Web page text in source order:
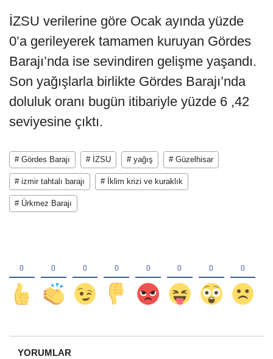
İZSU verilerine göre Ocak ayında yüzde
0’a gerileyerek tamamen kuruyan Gördes
Barajı’nda ise sevindiren gelişme yaşandı.
Son yağışlarla birlikte Gördes Barajı’nda
doluluk oranı bugün itibariyle yüzde 6 ,42
seviyesine çıktı.
# Gördes Barajı # İZSU # yağış # Güzelhisar
# izmir tahtalı barajı # İklim krizi ve kuraklık
# Ürkmez Barajı
YORUMLAR